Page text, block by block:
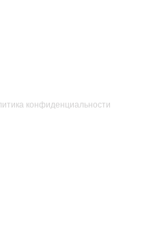
конфиденциальности